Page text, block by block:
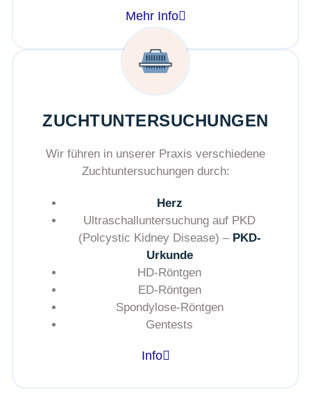
Mehr Info
ZUCHTUNTERSUCHUNGEN
Wir führen in unserer Praxis verschiedene
Zuchtuntersuchungen durch:
Herz
Ultraschalluntersuchung auf PKD
(Polcystic Kidney Disease) – PKD-
Urkunde
HD-Röntgen
ED-Röntgen
Spondylose-Röntgen
Gentests
Info